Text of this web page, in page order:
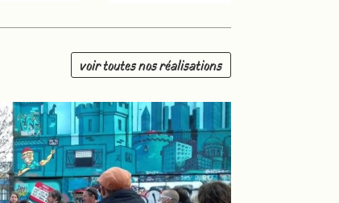
voir toutes nos réalisations